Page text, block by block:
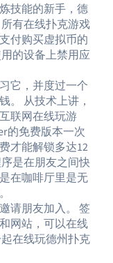
技能的新手，德
有在线扑克游戏
付购买虚拟币的
的设备上禁用应
它，并度过一个
。 从技术上讲，
联网在线玩游
的免费版本一次
才能解锁多达12
是在朋友之间快
在咖啡厅里是无
请朋友加入。 签
网站，可以在线
在线玩德州扑克